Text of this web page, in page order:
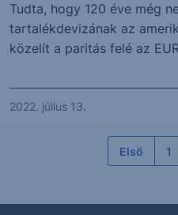
Tudta, hogy 120 éve még
tartalékdevizának az
közelít a paritás felé az
2022. július 13.
Első 1